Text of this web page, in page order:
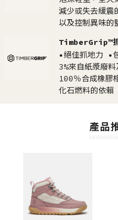
減少或失去緩震
以及控制異味的
TimberGrip™
•絕佳抓地力 •
3%來自紙漿廢
100％合成橡
化石燃料的依賴
產品